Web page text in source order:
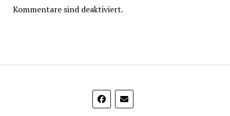
Kommentare sind deaktiviert.